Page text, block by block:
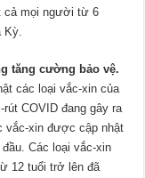
cả mọi người từ 6
tăng cường bảo vệ.
các loại vắc-xin của
COVID đang gây ra
vắc-xin được cập nhật
Các loại vắc-xin
12 tuổi trở lên đã